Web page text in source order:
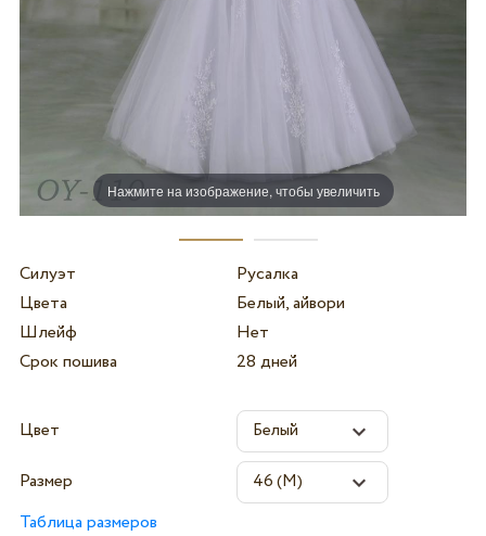
Нажмите на изображение, чтобы увеличить
Силуэт
Русалка
Цвета
Белый, айвори
Шлейф
Нет
Срок пошива
28 дней
Цвет
Размер
Таблица размеров